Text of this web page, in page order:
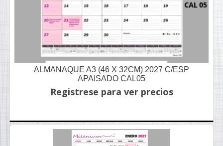
ALMANAQUE A3 (46 X 32CM) 2027 C/ESP
APAISADO CAL05
Registrese para ver precios